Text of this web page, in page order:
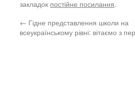
закладок постійне посилання.
← Гідне представлення школи на
всеукраїнському рівні: вітаємо з